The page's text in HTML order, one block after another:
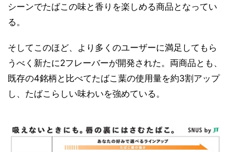
シーンでたばこの味と香りを楽しめる商品となってい
る。
そしてこのほど、より多くのユーザーに満足してもら
うべく新たに2フレーバーが開発された。両商品とも、
既存の4銘柄と比べてたばこ葉の使用量を約3割アップ
し、たばこらしい味わいを強めている。